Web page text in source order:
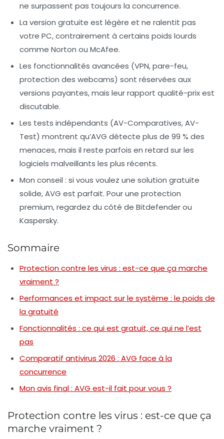
ne surpassent pas toujours la concurrence.
La version gratuite est légère et ne ralentit pas
votre PC, contrairement à certains poids lourds
comme Norton ou McAfee.
Les fonctionnalités avancées (VPN, pare-feu,
protection des webcams) sont réservées aux
versions payantes, mais leur rapport qualité-prix est
discutable.
Les tests indépendants (AV-Comparatives, AV-
Test) montrent qu’AVG détecte plus de 99 % des
menaces, mais il reste parfois en retard sur les
logiciels malveillants les plus récents.
Mon conseil : si vous voulez une solution gratuite
solide, AVG est parfait. Pour une protection
premium, regardez du côté de Bitdefender ou
Kaspersky.
Sommaire
Protection contre les virus : est-ce que ça marche
vraiment ?
Performances et impact sur le système : le poids de
la gratuité
Fonctionnalités : ce qui est gratuit, ce qui ne l’est
pas
Comparatif antivirus 2026 : AVG face à la
concurrence
Mon avis final : AVG est-il fait pour vous ?
Protection contre les virus : est-ce que ça
marche vraiment ?